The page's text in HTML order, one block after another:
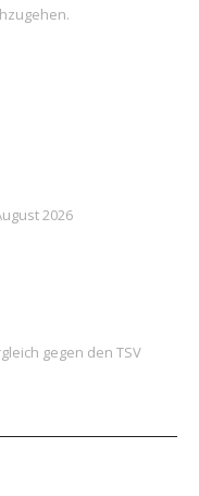
2026
gegen den TSV